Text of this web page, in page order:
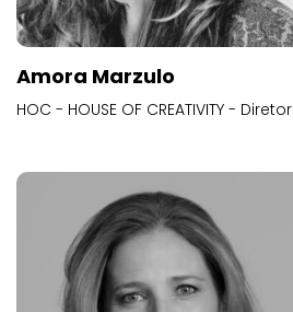
Amora Marzulo
HOC - HOUSE OF CREATIVITY - Diretor